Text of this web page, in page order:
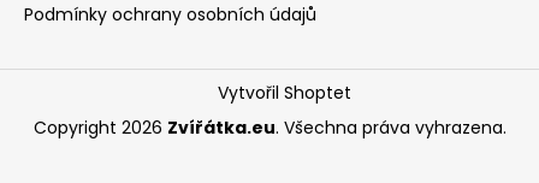
Podmínky ochrany osobních údajů
Vytvořil Shoptet
Copyright 2026 Zvířátka.eu. Všechna práva vyhrazena.